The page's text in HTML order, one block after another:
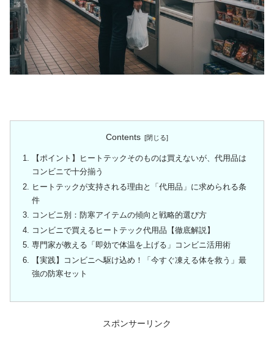
Contents
【ポイント】ヒートテックそのものは買えないが、代用品は
コンビニで十分揃う
ヒートテックが支持される理由と「代用品」に求められる条
件
コンビニ別：防寒アイテムの傾向と戦略的選び方
コンビニで買えるヒートテック代用品【徹底解説】
専門家が教える「即効で体温を上げる」コンビニ活用術
【実践】コンビニへ駆け込め！「今すぐ凍える体を救う」最
強の防寒セット
スポンサーリンク